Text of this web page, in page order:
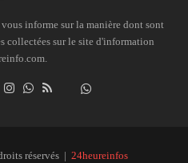
informe sur la manière dont sont
collectées sur le site d'information
YouTubeInstagramWhatsAppDailymotion
réservés | 24heureinfos